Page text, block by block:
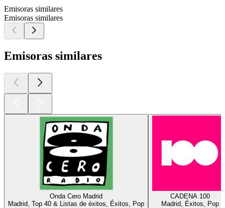
Emisoras similares
Emisoras similares
Emisoras similares
Onda Cero Madrid
Madrid, Top 40 & Listas de éxitos, Éxitos, Pop
CADENA 100
Madrid, Éxitos, Pop